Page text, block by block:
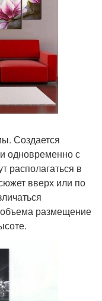
Создается
одновременно с
располагаться в
вверх или по
размещение